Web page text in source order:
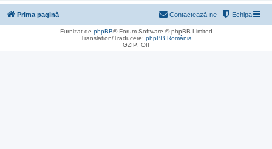
Prima pagină Echipa
Contactează-ne
Furnizat de phpBB® Forum Software © phpBB Limited
Translation/Traducere: phpBB România
GZIP: Off